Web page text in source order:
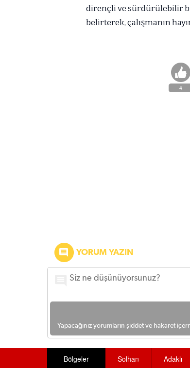
dirençli ve sürdürülebilir bir
belirterek, çalışmanın
4
YORUM YAZIN
Yapacağınız yorumların şiddet ve hakaret
Bölgeler Solhan Adaklı